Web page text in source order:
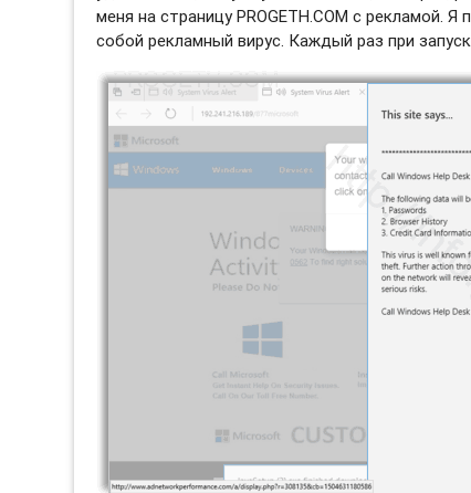
меня на страницу PROGETH.COM с рекламой.
собой рекламный вирус. Каждый раз при